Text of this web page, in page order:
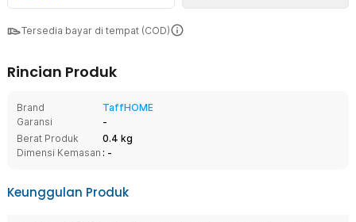
Tersedia bayar di tempat (COD)
Rincian Produk
Brand
TaffHOME
Garansi
-
Berat Produk
0.4 kg
Dimensi Kemasan : -
Keunggulan Produk